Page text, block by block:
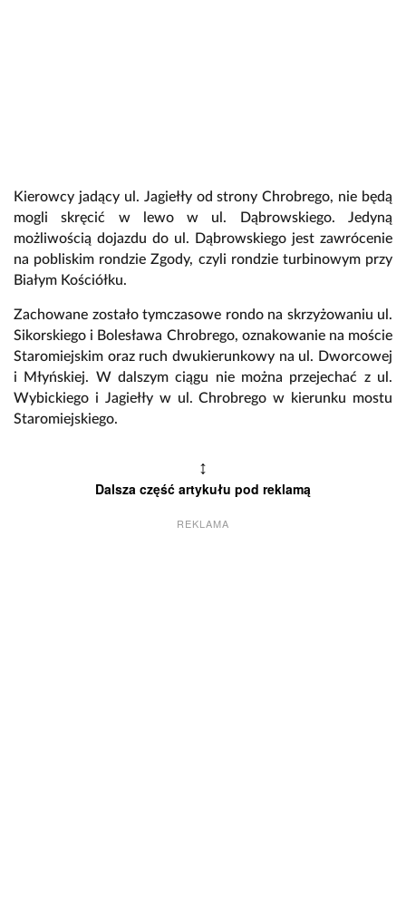
Kierowcy jadący ul. Jagiełły od strony Chrobrego, nie będą
mogli skręcić w lewo w ul. Dąbrowskiego. Jedyną
możliwością dojazdu do ul. Dąbrowskiego jest zawrócenie
na pobliskim rondzie Zgody, czyli rondzie turbinowym przy
Białym Kościółku.
Zachowane zostało tymczasowe rondo na skrzyżowaniu ul.
Sikorskiego i Bolesława Chrobrego, oznakowanie na moście
Staromiejskim oraz ruch dwukierunkowy na ul. Dworcowej
i Młyńskiej. W dalszym ciągu nie można przejechać z ul.
Wybickiego i Jagiełły w ul. Chrobrego w kierunku mostu
Staromiejskiego.
↕
Dalsza część artykułu pod reklamą
REKLAMA